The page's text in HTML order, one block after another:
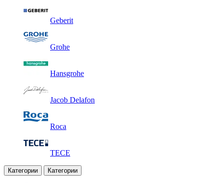
Geberit
Grohe
Hansgrohe
Jacob Delafon
Roca
TECE
Категории Категории